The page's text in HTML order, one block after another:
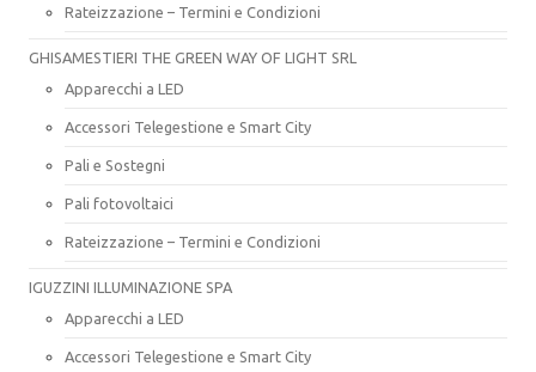
Rateizzazione – Termini e Condizioni
GHISAMESTIERI THE GREEN WAY OF LIGHT SRL
Apparecchi a LED
Accessori Telegestione e Smart City
Pali e Sostegni
Pali fotovoltaici
Rateizzazione – Termini e Condizioni
IGUZZINI ILLUMINAZIONE SPA
Apparecchi a LED
Accessori Telegestione e Smart City